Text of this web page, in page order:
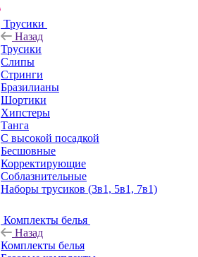
Трусики
Назад
Трусики
Слипы
Стринги
Бразилианы
Шортики
Хипстеры
Танга
С высокой посадкой
Бесшовные
Корректирующие
Соблазнительные
Наборы трусиков (3в1, 5в1, 7в1)
Комплекты белья
Назад
Комплекты белья